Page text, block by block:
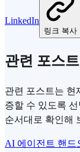
LinkedIn
링크 복사
관련 포스트
관련 포스트는 현
증할 수 있도록
순서대로 확인해
AI 에이전트 핸드